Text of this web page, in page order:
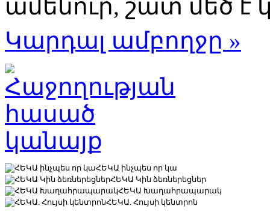
ամենուր, շատ մեծ է
Կարդալ ամբողջը »
ՀԵԿԱ ինչպես որ կա
ՀԵԿԱ Կին ձեռներեցներ
ՀԵԿԱ Խաղահրապարակ
ՀԵԿԱ. Հույսի կենտրոն